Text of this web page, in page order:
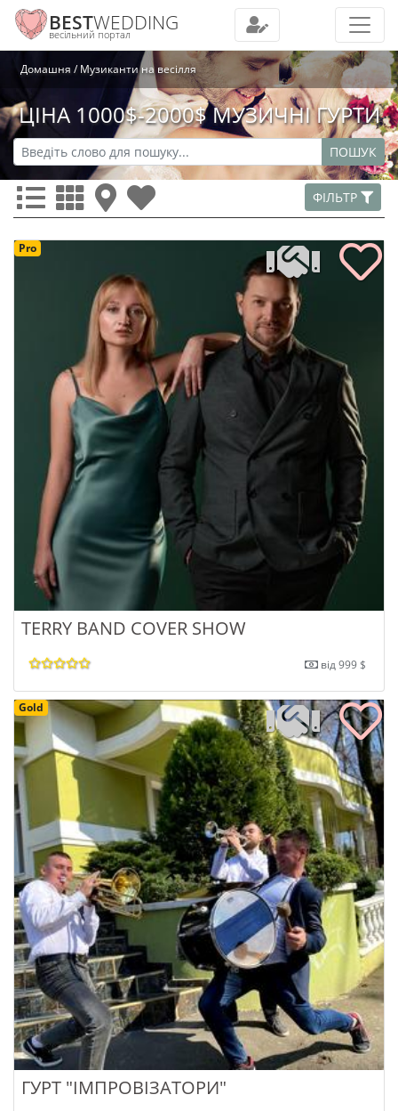
BESTWEDDING
весільний портал
Домашня Музиканти на весілля
ЦІНА 1000$-2000$ МУЗИЧНІ ГУРТИ
ПОШУК
ФІЛЬТР
Pro
TERRY BAND COVER SHOW
від 999 $
Gold
ГУРТ "ІМПРОВІЗАТОРИ"